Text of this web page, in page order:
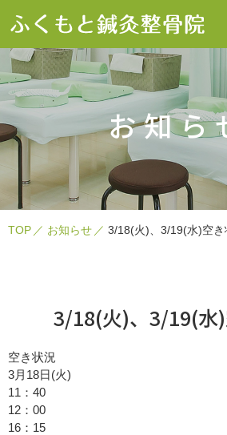
お知ら
TOP お知らせ 3/18(火)、3/19(水)空き
3/18(火)、3/19(水
空き状況
3月18日(火)
11：40
12：00
16：15